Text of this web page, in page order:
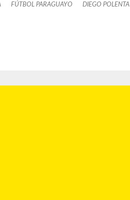
FÚTBOL PARAGUAYO DIEGO POLENTA